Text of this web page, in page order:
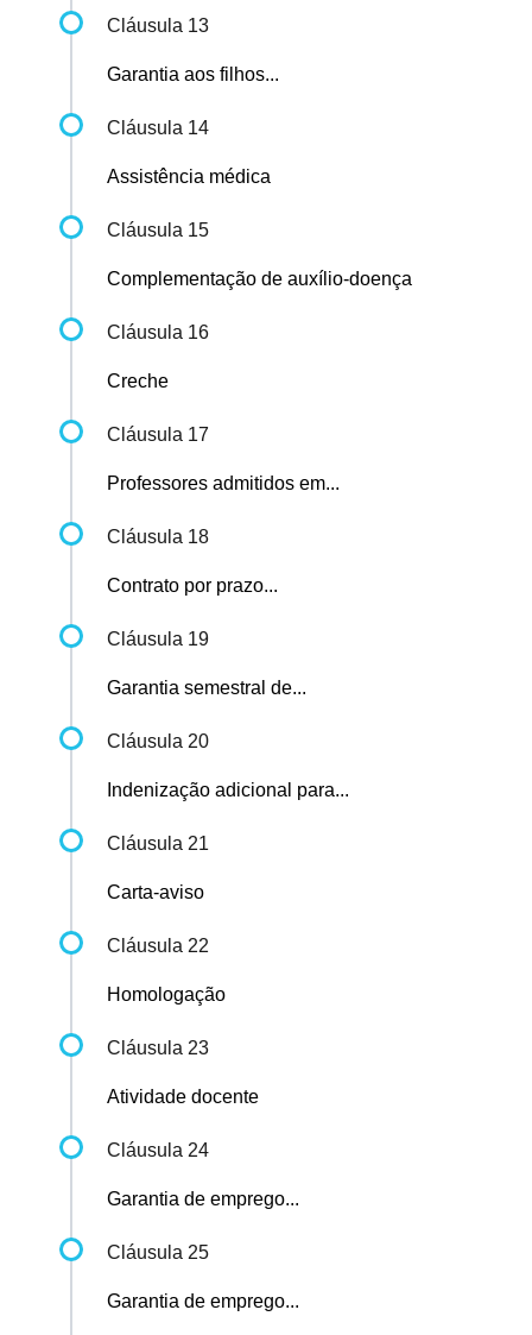
Cláusula 13
Garantia aos filhos...
Cláusula 14
Assistência médica
Cláusula 15
Complementação de auxílio-doença
Cláusula 16
Creche
Cláusula 17
Professores admitidos em...
Cláusula 18
Contrato por prazo...
Cláusula 19
Garantia semestral de...
Cláusula 20
Indenização adicional para...
Cláusula 21
Carta-aviso
Cláusula 22
Homologação
Cláusula 23
Atividade docente
Cláusula 24
Garantia de emprego...
Cláusula 25
Garantia de emprego...